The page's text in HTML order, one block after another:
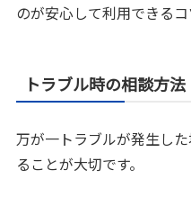
のが安心して利用できるコ
トラブル時の相談方法
万が一トラブルが発生し
ることが大切です。